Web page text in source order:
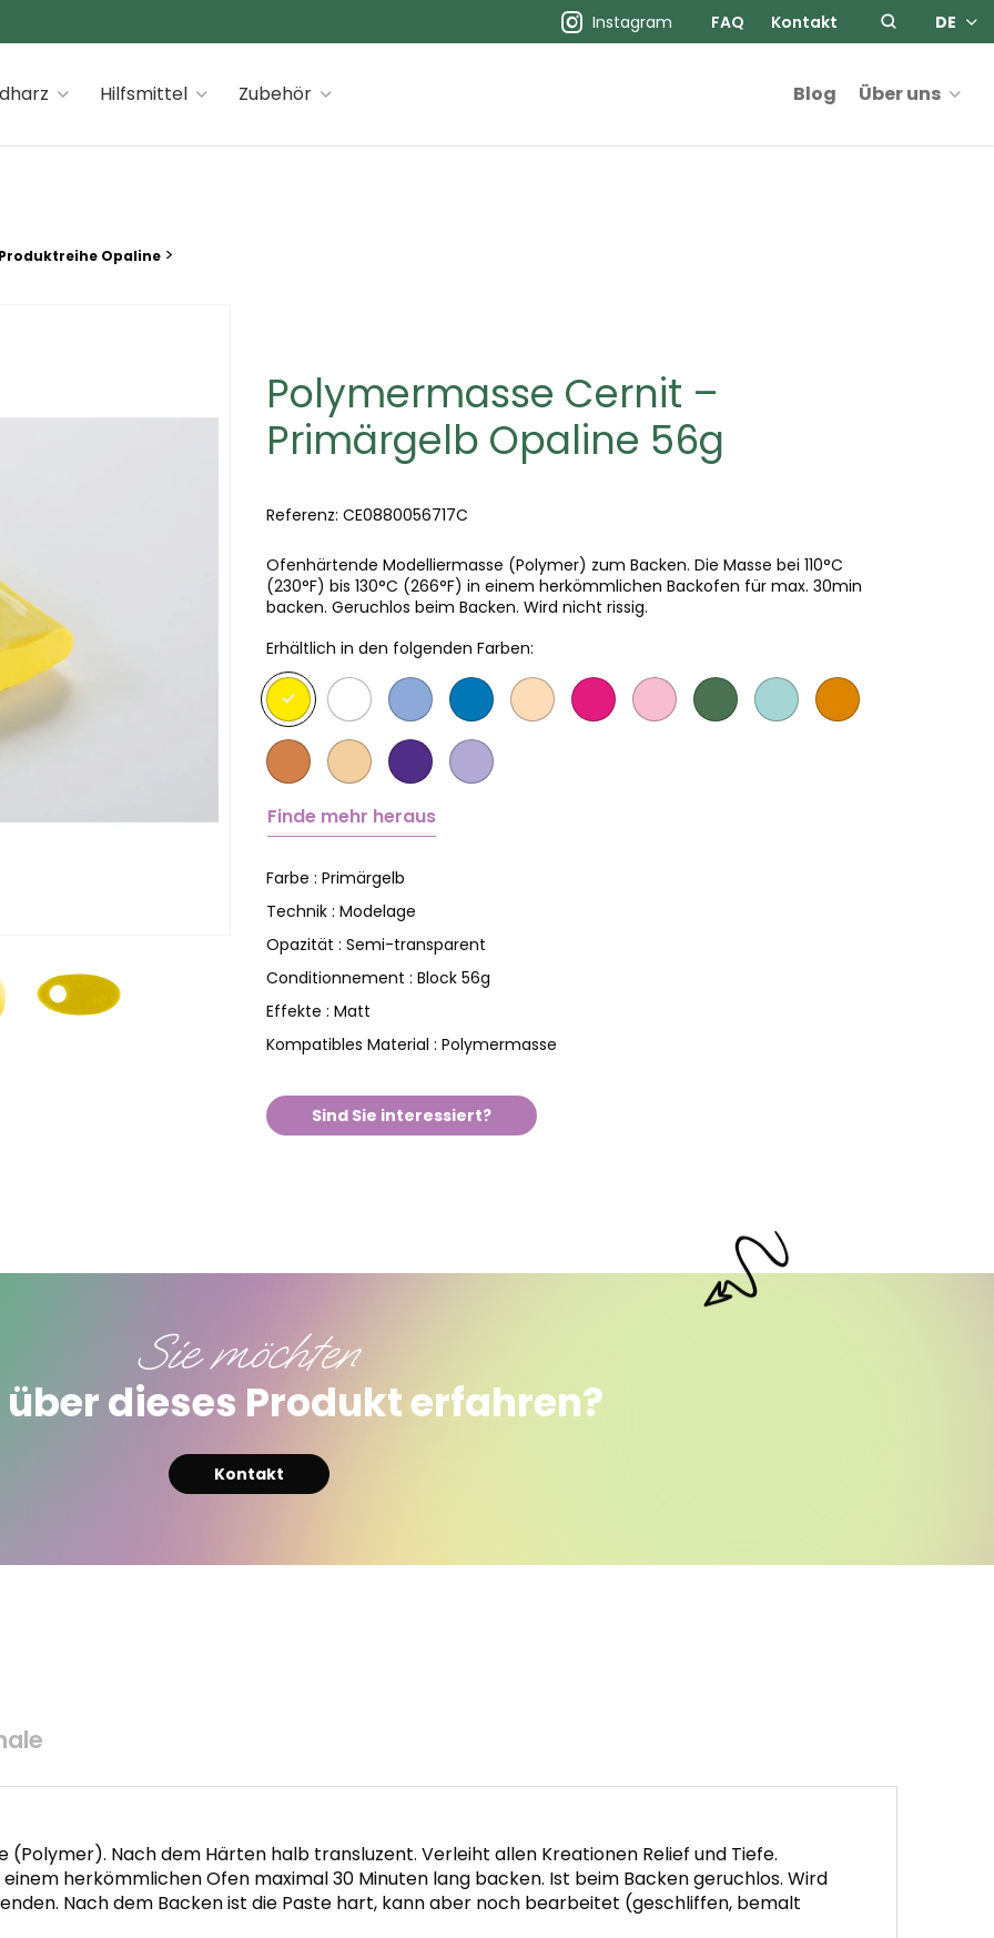
Instagram FAQ Kontakt DE
Hilfsmittel Zubehör Blog Über uns
Opaline >
Polymermasse Cernit –
Primärgelb Opaline 56g
Referenz: CE0880056717C
Ofenhärtende Modelliermasse (Polymer) zum Backen. Die Masse bei 110°C
(230°F) bis 130°C (266°F) in einem herkömmlichen Backofen für max. 30min
backen. Geruchlos beim Backen. Wird nicht rissig.
Erhältlich in den folgenden Farben:
Finde mehr heraus
Farbe : Primärgelb
Technik : Modelage
Opazität : Semi-transparent
Conditionnement : Block 56g
Effekte : Matt
Kompatibles Material : Polymermasse
Sind Sie interessiert?
Sie möchten
dieses Produkt erfahren?
Kontakt
Nach dem Härten halb transluzent. Verleiht allen Kreationen Relief und Tiefe.
einem herkömmlichen Ofen maximal 30 Minuten lang backen. Ist beim Backen geruchlos. Wird
Nach dem Backen ist die Paste hart, kann aber noch bearbeitet (geschliffen, bemalt